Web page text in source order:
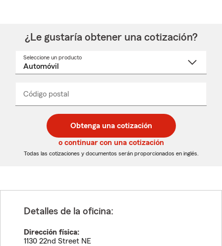
¿Le gustaría obtener una cotización?
Seleccione un producto
desplegable
Código postal
de
5
dígitos
de
5
dígitos
_____
Obtenga una cotización
o continuar con una cotización
Todas las cotizaciones y documentos serán proporcionados en inglés.
Detalles de la oficina:
Dirección física:
1130 22nd Street NE